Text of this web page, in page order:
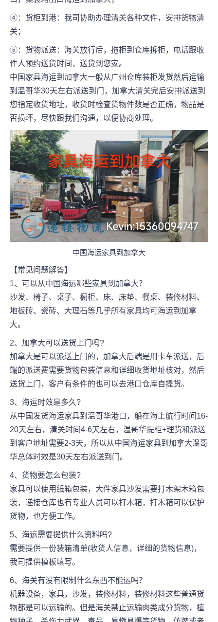
④：货柜到港：我司协助办理清关各种文件，安排货物清
关；
⑤：货物派送：海关放行后，拖柜到仓库拆柜，电话跟收
件人预约送货时间，送货到您家。
中国家具海运到加拿大一般从广州仓库装柜发货然后运输
到温哥华30天左右派送到门，加拿大清关完后安排派送到
您指定收货地址，收货时检查货物件数是否正确，物品是
否损坏，尽快跟我们沟通，以便协商处理。
中国海运家具到加拿大
【常见问题解答】
1、可以从中国海运哪些家具到加拿大？
沙发、椅子、桌子、橱柜、床、床垫、餐桌、装修材料、
地板砖、瓷砖、大理石等几乎所有家具均可海运到加拿
大。
2、加拿大可以送货上门吗?
加拿大是可以派送上门的，加拿大后端是用卡车派送，后
端的派送费需要货物包装信息和详细收货地址核对，然后
送货上门，客户有条件的也可以去港口仓库自提货。
3、海运时效是多久?
从中国发货海运家具到温哥华港口，船在海上航行时间16-
20天左右，清关时间4-6天左右，温哥华提柜+理货和派送
到客户地址需要2-3天，所以从中国海运家具到加拿大温哥
华总体时效是30天左右派送到门。
4、货物要怎么包装?
家具可以使用纸箱包装，大件家具沙发需要打木架木箱包
装，递接仓库也有专业人员可以打木箱，打木箱可以保护
货物，也方便工作。
5、海运需要提供什么资料吗?
需要提供一份装箱清单(收货人信息，详细的货物信息)，
我司提供模板填写。
6、海关有没有限制什么东西不能运吗？
机器设备，家具，沙发，装修材料，装修材料这些普通货
物都是可以运输的。但是海关禁止运输肉类成分货物，植